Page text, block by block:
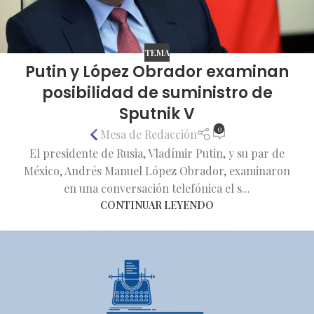
TEMA
Putin y López Obrador examinan
posibilidad de suministro de
Sputnik V
Mesa de Redacción 0
El presidente de Rusia, Vladímir Putin, y su par de
México, Andrés Manuel López Obrador, examinaron
en una conversación telefónica el s...
CONTINUAR LEYENDO